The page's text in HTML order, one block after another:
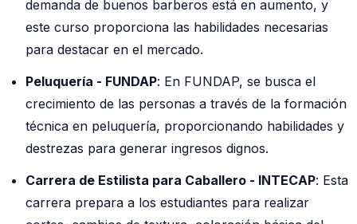
demanda de buenos barberos está en aumento, y
este curso proporciona las habilidades necesarias
para destacar en el mercado.
Peluquería - FUNDAP: En FUNDAP, se busca el
crecimiento de las personas a través de la formación
técnica en peluquería, proporcionando habilidades y
destrezas para generar ingresos dignos.
Carrera de Estilista para Caballero - INTECAP: Esta
carrera prepara a los estudiantes para realizar